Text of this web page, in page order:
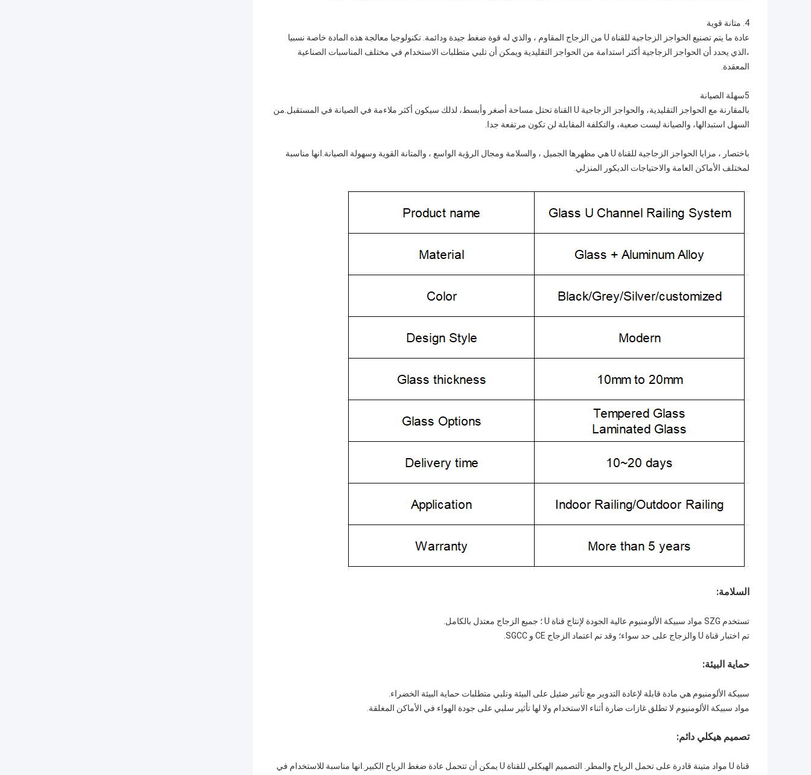
4. متانة قوية
عادة ما يتم تصنيع الحواجز الزجاجية للقناة U من الزجاج المقاوم ، والذي له قوة ضغط جيدة ودائمة. تكنولوجيا معالجة هذه المادة خاصة نسبيا
،الذي يحدد أن الحواجز الزجاجية أكثر استدامة من الحواجز التقليدية ويمكن أن تلبي متطلبات الاستخدام في مختلف المناسبات الصناعية
المعقدة.
5سهلة الصيانة
بالمقارنة مع الحواجز التقليدية، والحواجز الزجاجية U القناة تحتل مساحة أصغر وأبسط، لذلك سيكون أكثر ملاءمة في الصيانة في المستقبل.من
السهل استبدالها، والصيانة ليست صعبة، والتكلفة المقابلة لن تكون مرتفعة جدا.
باختصار ، مزايا الحواجز الزجاجية للقناة U هي مظهرها الجميل ، والسلامة ومجال الرؤية الواسع ، والمتانة القوية وسهولة الصيانة.انها مناسبة
لمختلف الأماكن العامة والاحتياجات الديكور المنزلي.
السلامة:
تستخدم SZG مواد سبيكة الألومنيوم عالية الجودة لإنتاج قناة U ؛ جميع الزجاج معتدل بالكامل.
تم اختبار قناة U والزجاج على حد سواء؛ وقد تم اعتماد الزجاج CE و SGCC.
حماية البيئة:
سبيكة الألومنيوم هي مادة قابلة لإعادة التدوير مع تأثير ضئيل على البيئة وتلبي متطلبات حماية البيئة الخضراء.
مواد سبيكة الألومنيوم لا تطلق غازات ضارة أثناء الاستخدام ولا لها تأثير سلبي على جودة الهواء في الأماكن المغلقة.
تصميم هيكلي دائم:
قناة U مواد متينة قادرة على تحمل الرياح والمطر. التصميم الهيكلي للقناة U يمكن أن تتحمل عادة ضغط الرياح الكبير.انها مناسبة للاستخدام في